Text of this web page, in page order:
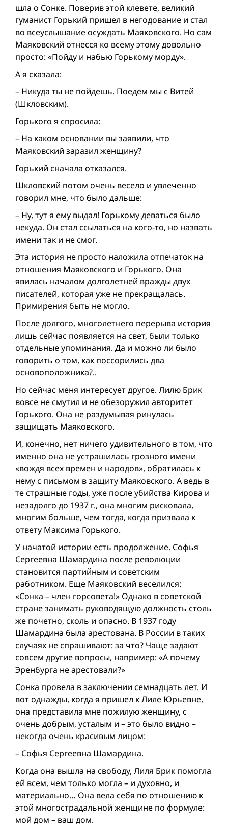
шла о Сонке. Поверив этой клевете, великий
гуманист Горький пришел в негодование и стал
во всеуслышание осуждать Маяковского. Но сам
Маяковский отнесся ко всему этому довольно
просто: «Пойду и набью Горькому морду».
А я сказала:
– Никуда ты не пойдешь. Поедем мы с Витей
(Шкловским).
Горького я спросила:
– На каком основании вы заявили, что
Маяковский заразил женщину?
Горький сначала отказался.
Шкловский потом очень весело и увлеченно
говорил мне, что было дальше:
– Ну, тут я ему выдал! Горькому деваться было
некуда. Он стал ссылаться на кого-то, но назвать
имени так и не смог.
Эта история не просто наложила отпечаток на
отношения Маяковского и Горького. Она
явилась началом долголетней вражды двух
писателей, которая уже не прекращалась.
Примирения быть не могло.
После долгого, многолетнего перерыва история
лишь сейчас появляется на свет, были только
отдельные упоминания. Да и можно ли было
говорить о том, как поссорились два
основоположника?..
Но сейчас меня интересует другое. Лилю Брик
вовсе не смутил и не обезоружил авторитет
Горького. Она не раздумывая ринулась
защищать Маяковского.
И, конечно, нет ничего удивительного в том, что
именно она не устрашилась грозного имени
«вождя всех времен и народов», обратилась к
нему с письмом в защиту Маяковского. А ведь в
те страшные годы, уже после убийства Кирова и
незадолго до 1937 г., она многим рисковала,
многим больше, чем тогда, когда призвала к
ответу Максима Горького.
У начатой истории есть продолжение. Софья
Сергеевна Шамардина после революции
становится партийным и советским
работником. Еще Маяковский веселился:
«Сонка – член горсовета!» Однако в советской
стране занимать руководящую должность столь
же почетно, сколь и опасно. В 1937 году
Шамардина была арестована. В России в таких
случаях не спрашивают: за что? Чаще задают
совсем другие вопросы, например: «А почему
Эренбурга не арестовали?»
Сонка провела в заключении семнадцать лет. И
вот однажды, когда я пришел к Лиле Юрьевне,
она представила мне пожилую женщину, с
очень добрым, усталым и – это было видно –
некогда очень красивым лицом:
– Софья Сергеевна Шамардина.
Когда она вышла на свободу, Лиля Брик помогла
ей всем, чем только могла – и духовно, и
материально… Она вела себя по отношению к
этой многострадальной женщине по формуле:
мой дом – ваш дом.